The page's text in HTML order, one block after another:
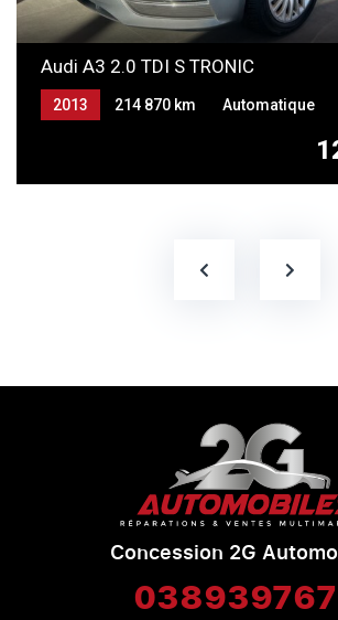
Audi A3 2.0 TDI S TRONIC
2013 214 870 km Automatique
Concession 2G